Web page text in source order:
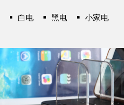
白电 黑电 小家电